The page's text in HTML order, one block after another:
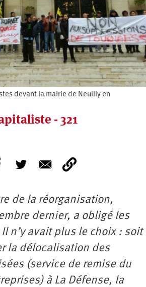
devant la mairie de Neuilly en
- 321
de la réorganisation,
dernier, a obligé les
n’y avait plus le choix : soit
la délocalisation des
(service de remise du
à La Défense, la